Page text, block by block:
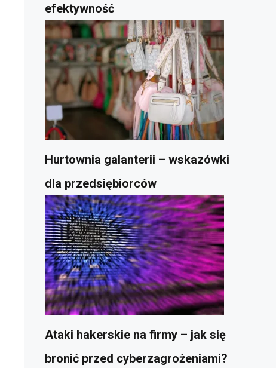
efektywność
Hurtownia galanterii – wskazówki
dla przedsiębiorców
Ataki hakerskie na firmy – jak się
bronić przed cyberzagrożeniami?